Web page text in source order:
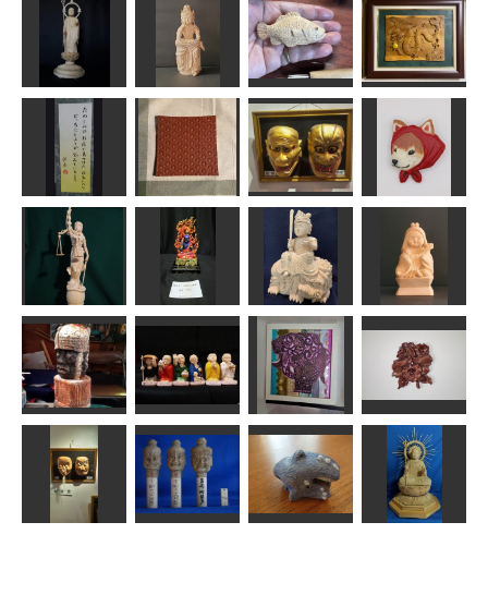
モアイさんと
ピカチュウ
moti
木彫鏡
みぽりん
如意輪観音
なんぺい
板彫観音
shadow
地蔵菩薩像
まあちゃん
半跏思像惟像
Issay
根魚
MINI
厄滅の龍
一水
たのしみ(独楽
吟)
SEVEN
鎌倉彫角皿
ゾノ
雷電・狐蛇
武宝
柴ずきん
yuzuko
正義の女神
kiyonk
不動明王坐像 童文殊
俊造
童弁財天
Issay
マヤの人 六地蔵菩薩
kiyonk
アジア象
はるひな
らんのブロー
チ
HANA